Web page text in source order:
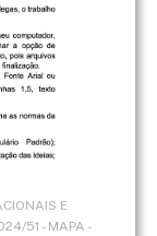
E
51 - MAPA -